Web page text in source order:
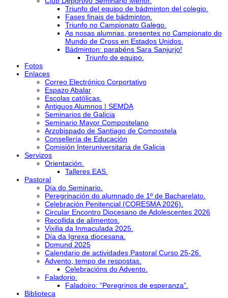
Triunfo del equipo de bádminton del colegio.
Fases finais de bádminton.
Triunfo no Campionato Galego.
As nosas alumnas, presentes no Campionato do
Mundo de Cross en Estados Unidos.
Bádminton: parabéns Sara Sanjurjo!
Triunfo de equipo.
Fotos
Enlaces
Correo Electrónico Corportativo
Espazo Abalar
Escolas católicas.
Antiguos Alumnos | SEMDA
Seminarios de Galicia
Seminario Mayor Compostelano
Arzobispado de Santiago de Compostela
Consellería de Educación
Comisión Interuniversitaria de Galicia
Servizos
Orientación.
Talleres EAS.
Pastoral
Día do Seminario.
Peregrinación do alumnado de 1º de Bacharelato.
Celebración Penitencial (CORESMA 2026).
Circular Encontro Diocesano de Adolescentes 2026
Recollida de alimentos.
Vixilia da Inmaculada 2025.
Día da Igrexa diocesana.
Domund 2025
Calendario de actividades Pastoral Curso 25-26.
Advento, tempo de respostas.
Celebracións do Advento.
Faladorio.
Faladoiro: “Peregrinos de esperanza”.
Biblioteca